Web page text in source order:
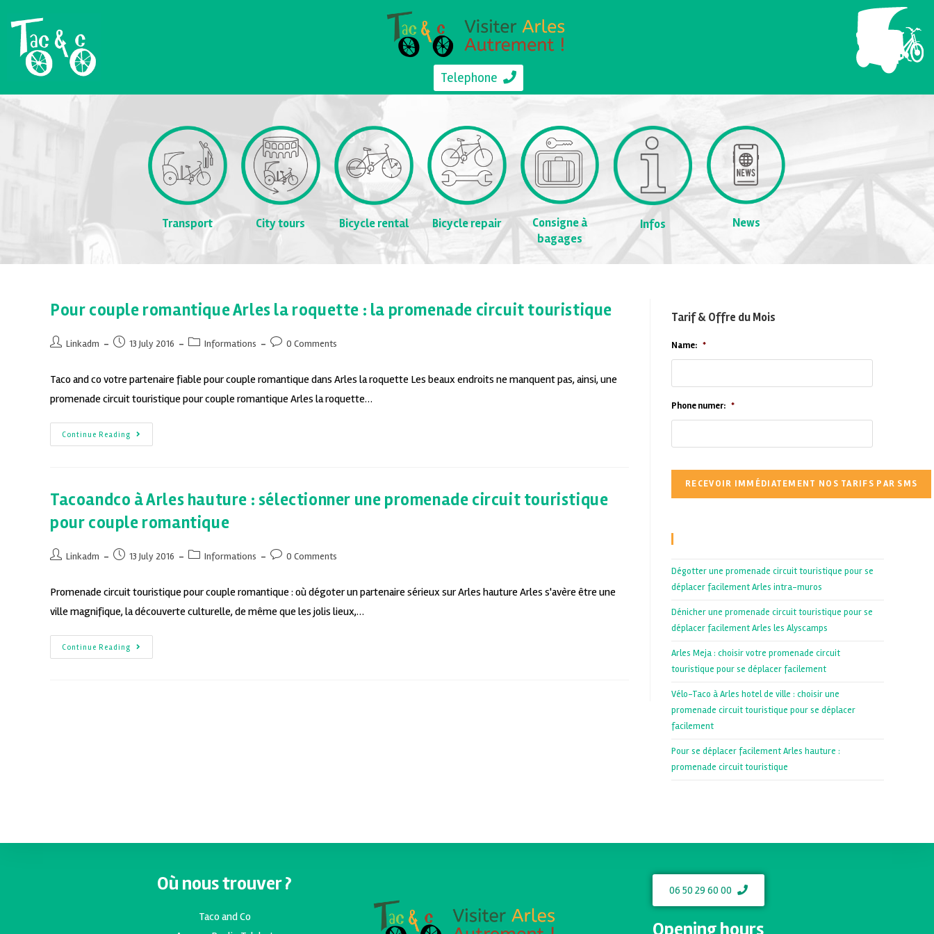
Telephone
Transport City tours Bicycle rental Bicycle repair
Consigne à
bagages
Infos News
Pour couple romantique Arles la roquette : la promenade circuit touristique
Linkadm 13 July 2016 Informations 0 Comments
Taco and co votre partenaire fiable pour couple romantique dans Arles la roquette Les beaux endroits ne manquent pas, ainsi, une
promenade circuit touristique pour couple romantique Arles la roquette…
Continue Reading
Tacoandco à Arles hauture : sélectionner une promenade circuit touristique
pour couple romantique
Linkadm 13 July 2016 Informations 0 Comments
Promenade circuit touristique pour couple romantique : où dégoter un partenaire sérieux sur Arles hauture Arles s'avère être une
ville magnifique, la découverte culturelle, de même que les jolis lieux,…
Continue Reading
Tarif & Offre du Mois
Name: *
Phone numer: *
Dégotter une promenade circuit touristique pour se
déplacer facilement Arles intra-muros
Dénicher une promenade circuit touristique pour se
déplacer facilement Arles les Alyscamps
Arles Meja : choisir votre promenade circuit
touristique pour se déplacer facilement
Vélo-Taco à Arles hotel de ville : choisir une
promenade circuit touristique pour se déplacer
facilement
Pour se déplacer facilement Arles hauture :
promenade circuit touristique
Où nous trouver ?
Taco and Co
06 50 29 60 00